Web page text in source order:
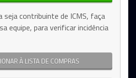
seja contribuinte de ICMS, faça
equipe, para verificar incidência
À LISTA DE COMPRAS